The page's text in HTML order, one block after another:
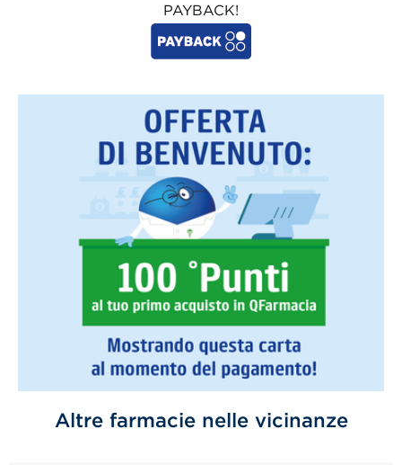
PAYBACK!
Altre farmacie nelle vicinanze